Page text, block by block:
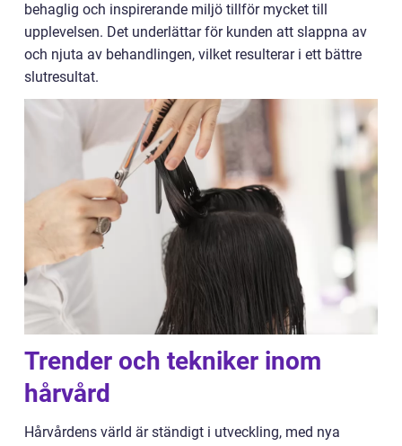
behaglig och inspirerande miljö tillför mycket till
upplevelsen. Det underlättar för kunden att slappna av
och njuta av behandlingen, vilket resulterar i ett bättre
slutresultat.
Trender och tekniker inom
hårvård
Hårvårdens värld är ständigt i utveckling, med nya